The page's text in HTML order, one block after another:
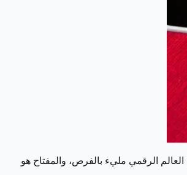
الرقمي مليء بالفرص، والمفتاح هو